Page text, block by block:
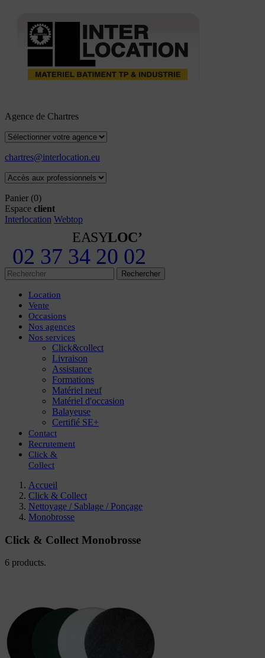
Agence de Chartres
chartres@interlocation.eu
Panier (0)
Espace client
Interlocation Webtop
EASYLOC’
02 37 34 20 02
Rechercher
Location
Vente
Occasions
Nos agences
Nos services
Click&collect
Livraison
Assistance
Formations
Matériel neuf
Matériel d'occasion
Balayeuse
Certifié SE+
Contact
Recrutement
Click &
Collect
Accueil
Click & Collect
Nettoyage / Sablage / Ponçage
Monobrosse
Click & Collect Monobrosse
6 products.